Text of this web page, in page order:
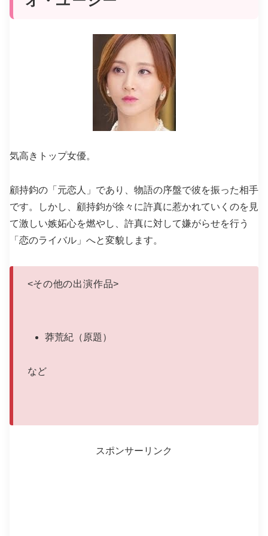
気高きトップ女優。
顧持鈞の「元恋人」 であり、物語の序盤で彼を振った相手
です。しかし、顧持鈞が徐々に許真に惹かれていくのを見
て激しい嫉妬心を燃やし、許真に対して嫌がらせを行う
「恋のライバル」 へと変貌します。
<その他の出演作品>
莽荒紀（原題）
など
スポンサーリンク